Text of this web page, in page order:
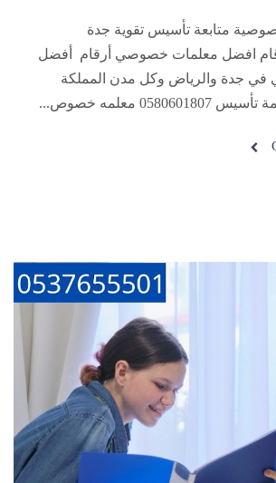
متابعة تأسيس تقوية جدة
| ارقام افضل معلمات خصوصي أرقام أفضل
جدة والرياض وكل مدن المملكة